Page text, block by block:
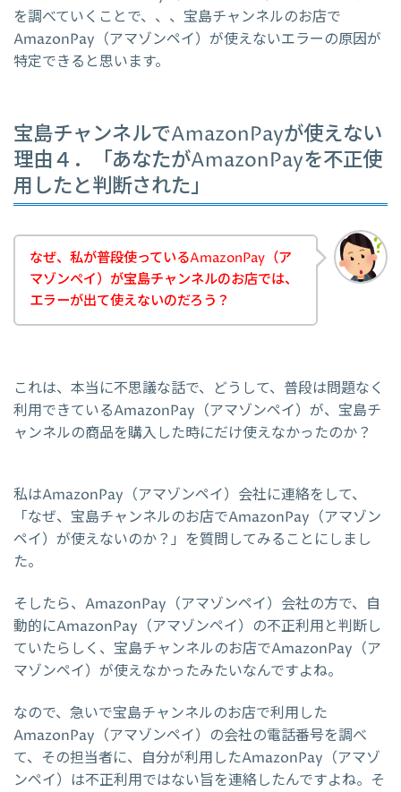
を調べていくことで、、、宝島チャンネルのお店で
AmazonPay（アマゾンペイ）が使えないエラーの原因が
特定できると思います。
宝島チャンネルでAmazonPayが使えない
理由４．「あなたがAmazonPayを不正使
用したと判断された」
なぜ、私が普段使っているAmazonPay（ア
マゾンペイ）が宝島チャンネルのお店では、
エラーが出て使えないのだろう？
これは、本当に不思議な話で、どうして、普段は問題なく
利用できているAmazonPay（アマゾンペイ）が、宝島チ
ャンネルの商品を購入した時にだけ使えなかったのか？
私はAmazonPay（アマゾンペイ）会社に連絡をして、
「なぜ、宝島チャンネルのお店でAmazonPay（アマゾン
ペイ）が使えないのか？」を質問してみることにしまし
た。
そしたら、AmazonPay（アマゾンペイ）会社の方で、自
動的にAmazonPay（アマゾンペイ）の不正利用と判断し
ていたらしく、宝島チャンネルのお店でAmazonPay（ア
マゾンペイ）が使えなかったみたいなんですよね。
なので、急いで宝島チャンネルのお店で利用した
AmazonPay（アマゾンペイ）の会社の電話番号を調べ
て、その担当者に、自分が利用したAmazonPay（アマゾ
ンペイ）は不正利用ではない旨を連絡したんですよね。そ